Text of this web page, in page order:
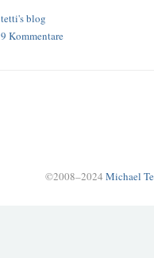
tetti's blog
9 Kommentare
©2008–2024 Michael